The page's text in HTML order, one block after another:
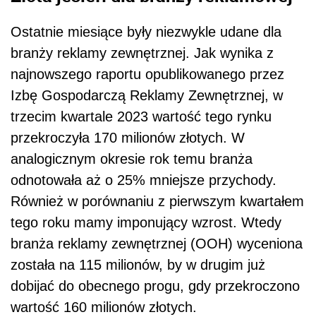
Ostatnie miesiące były niezwykle udane dla
branży reklamy zewnętrznej. Jak wynika z
najnowszego raportu opublikowanego przez
Izbę Gospodarczą Reklamy Zewnętrznej, w
trzecim kwartale 2023 wartość tego rynku
przekroczyła 170 milionów złotych. W
analogicznym okresie rok temu branża
odnotowała aż o 25% mniejsze przychody.
Również w porównaniu z pierwszym kwartałem
tego roku mamy imponujący wzrost. Wtedy
branża reklamy zewnętrznej (OOH) wyceniona
została na 115 milionów, by w drugim już
dobijać do obecnego progu, gdy przekroczono
wartość 160 milionów złotych.